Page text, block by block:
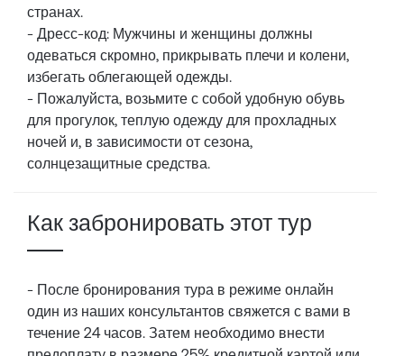
странах.
- Дресс-код: Мужчины и женщины должны
одеваться скромно, прикрывать плечи и колени,
избегать облегающей одежды.
- Пожалуйста, возьмите с собой удобную обувь
для прогулок, теплую одежду для прохладных
ночей и, в зависимости от сезона,
солнцезащитные средства.
Как забронировать этот тур
- После бронирования тура в режиме онлайн
один из наших консультантов свяжется с вами в
течение 24 часов. Затем необходимо внести